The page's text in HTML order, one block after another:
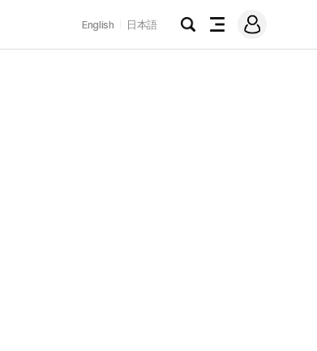
English 日本語
검
전
메
그